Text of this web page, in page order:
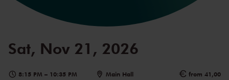
Sat, Nov 21, 2026
8:15 PM – 10:35 PM Main Hall from 41,00